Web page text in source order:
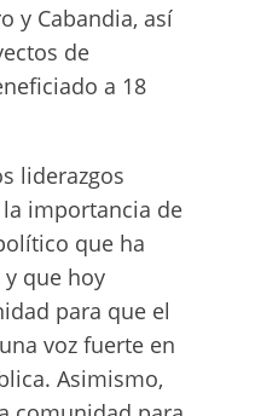
y Cabandia, así
de
a 18
liderazgos
importancia de
que ha
que hoy
para que el
voz fuerte en
Asimismo,